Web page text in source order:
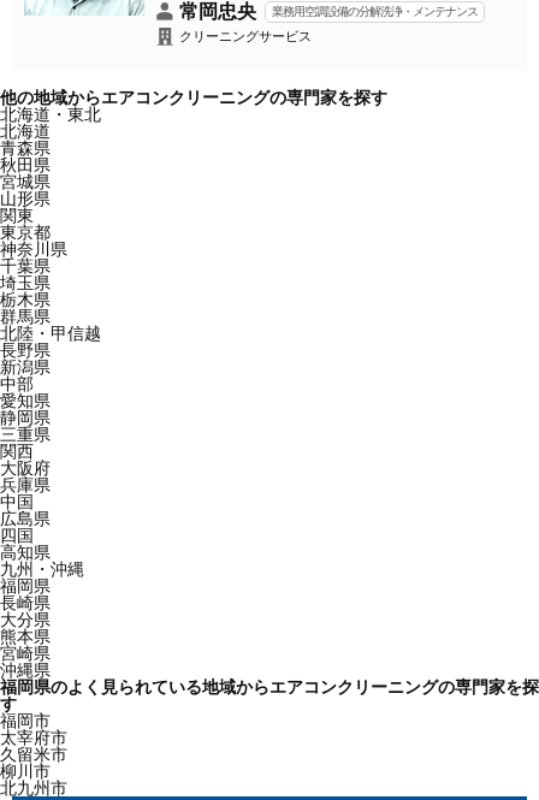
常岡忠央 業務用空調設備の分解洗浄・メンテナンス
クリーニングサービス
他の地域からエアコンクリーニングの専門家を探す
北海道・東北
北海道
青森県
秋田県
宮城県
山形県
関東
東京都
神奈川県
千葉県
埼玉県
栃木県
群馬県
北陸・甲信越
長野県
新潟県
中部
愛知県
静岡県
三重県
関西
大阪府
兵庫県
中国
広島県
四国
高知県
九州・沖縄
福岡県
長崎県
大分県
熊本県
宮崎県
沖縄県
福岡県のよく見られている地域からエアコンクリーニングの専門家を探
す
福岡市
太宰府市
久留米市
柳川市
北九州市